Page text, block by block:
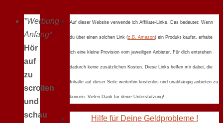
*Werbung
Anfang*
Hör
auf
zu
scrollen
und
schau
Auf dieser Website verwende ich Affiliate-Links. Das bedeutet: Wenn
du über einen solchen Link (z.B. Amazon) ein Produkt kaufst, erhalte
ich eine kleine Provision vom jeweiligen Anbieter. Für dich entstehen
dadurch keine zusätzlichen Kosten. Diese Links helfen mir dabei, die
Inhalte auf dieser Seite weiterhin kostenlos und unabhängig anbieten zu
können. Vielen Dank für deine Unterstützung!
Hilfe für Deine Geldprobleme !